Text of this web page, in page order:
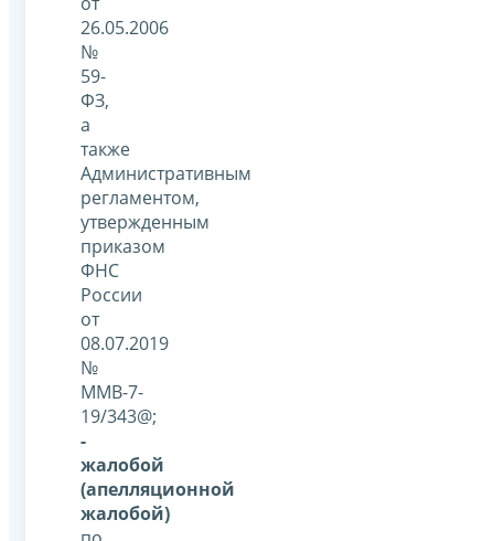
26.05.2006
№
59-
ФЗ,
а
также
Административным
регламентом,
утвержденным
приказом
ФНС
России
от
08.07.2019
№
ММВ-7-
19/343@;
-
жалобой
(апелляционной
жалобой)